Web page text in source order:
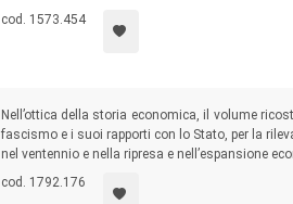
moderna.
cod. 1573.454
Nell’ottica della storia economica, il volume
fascismo e i suoi rapporti con lo Stato, per la
nel ventennio e nella ripresa e nell’espansione
cod. 1792.176